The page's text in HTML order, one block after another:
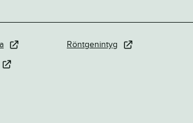
Röntgenintyg